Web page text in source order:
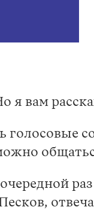
я вам
голосовые